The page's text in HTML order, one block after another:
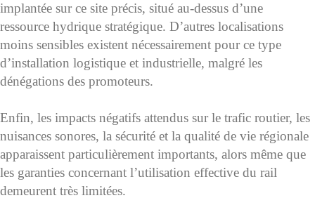
implantée sur ce site précis, situé au-dessus d’une
ressource hydrique stratégique. D’autres localisations
moins sensibles existent nécessairement pour ce type
d’installation logistique et industrielle, malgré les
dénégations des promoteurs.
Enfin, les impacts négatifs attendus sur le trafic routier, les
nuisances sonores, la sécurité et la qualité de vie régionale
apparaissent particulièrement importants, alors même que
les garanties concernant l’utilisation effective du rail
demeurent très limitées.